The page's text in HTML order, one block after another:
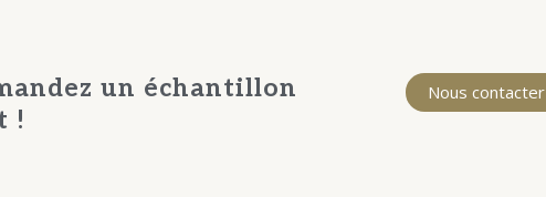
un échantillon
!
Nous contacter